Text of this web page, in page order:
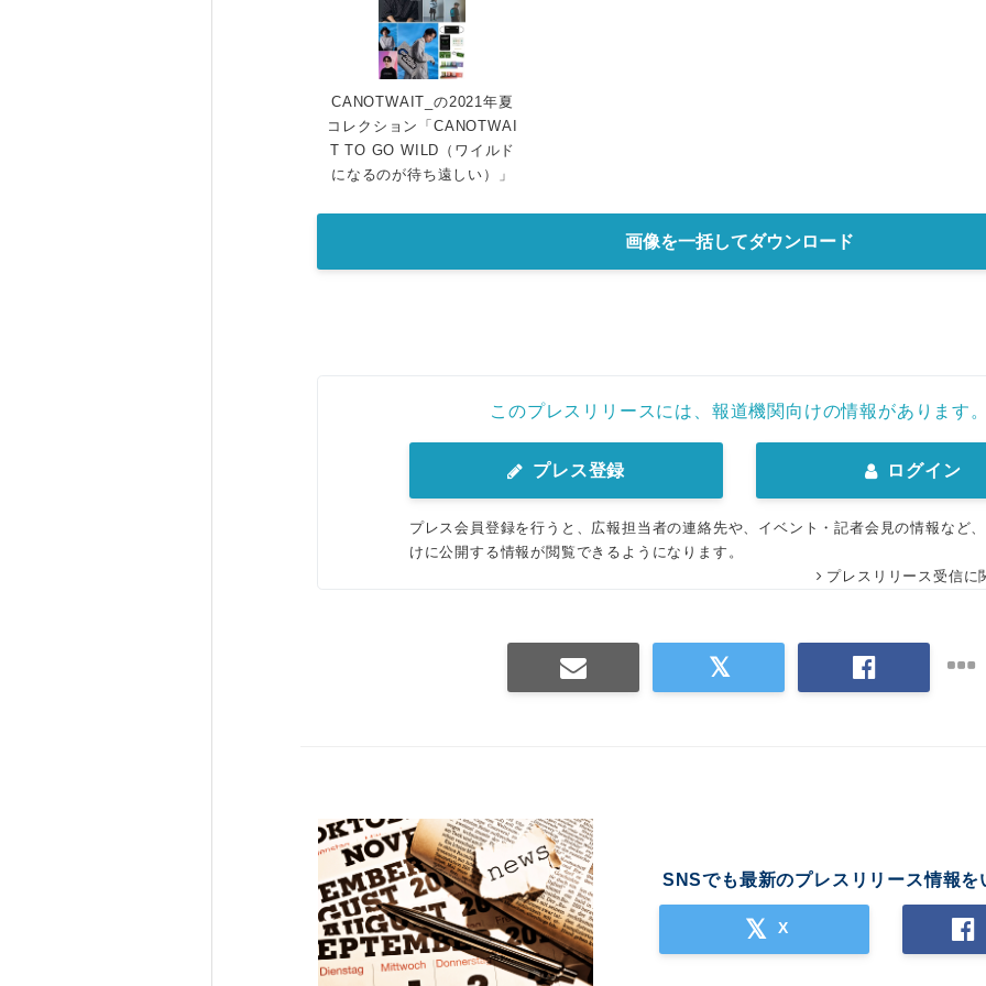
CANOTWAIT_の2021年夏
コレクション「CANOTWAI
T TO GO WILD（ワイルド
になるのが待ち遠しい）」
画像を一括してダウンロード
このプレスリリースには、報道機関向けの情報があります
プレス登録 ログイン
プレス会員登録を行うと、広報担当者の連絡先や、イベント・記者会見の情報など
けに公開する情報が閲覧できるようになります。
プレスリリース受信に
SNSでも最新のプレスリリース情報を
X